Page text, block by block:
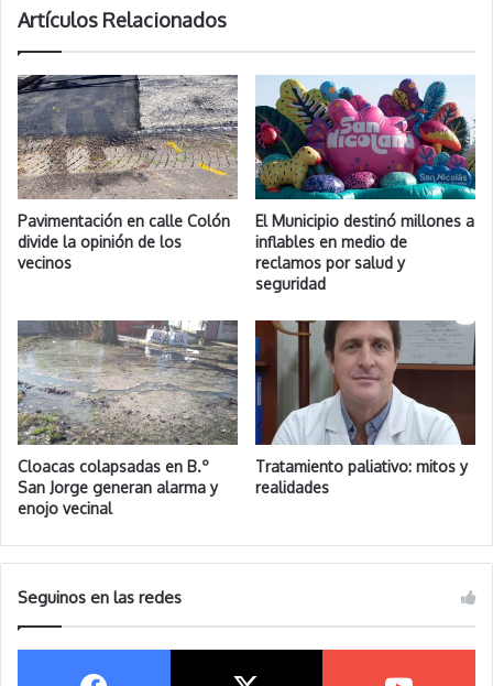
Artículos Relacionados
Pavimentación en calle Colón
divide la opinión de los
vecinos
El Municipio destinó millones a
inflables en medio de
reclamos por salud y
seguridad
Cloacas colapsadas en B.º
San Jorge generan alarma y
enojo vecinal
Tratamiento paliativo: mitos y
realidades
Seguinos en las redes